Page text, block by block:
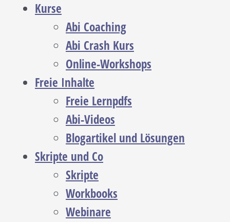
Kurse
Abi Coaching
Abi Crash Kurs
Online-Workshops
Freie Inhalte
Freie Lernpdfs
Abi-Videos
Blogartikel und Lösungen
Skripte und Co
Skripte
Workbooks
Webinare